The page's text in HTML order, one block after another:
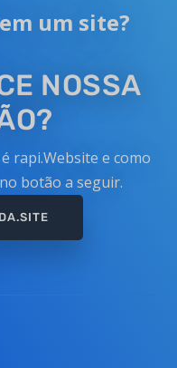
um site?
NOSSA
rapi.Website e como
botão a seguir.